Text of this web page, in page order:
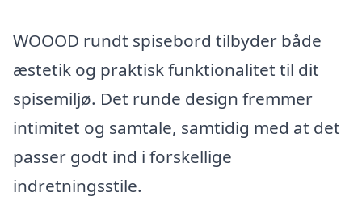
WOOOD rundt spisebord tilbyder både
æstetik og praktisk funktionalitet til dit
spisemiljø. Det runde design fremmer
intimitet og samtale, samtidig med at det
passer godt ind i forskellige
indretningsstile.